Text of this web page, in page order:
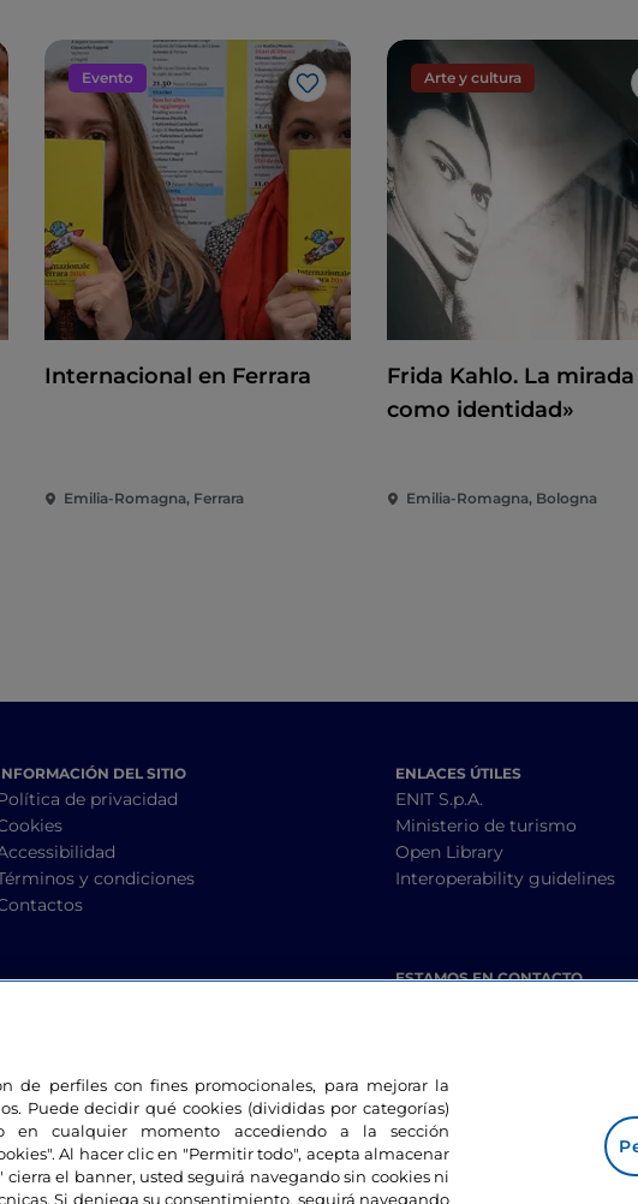
Evento
Me gusta
Internacional en Ferrara
Emilia-Romagna, Ferrara
Arte y cultura
Frida Kahlo. La mirada
como identidad»
Emilia-Romagna, Bologna
DEL SITIO
de privacidad
y condiciones
ENLACES ÚTILES
ENIT S.p.A.
Ministerio de turismo
Open Library
Interoperability guidelines
ESTAMOS EN CONTACTO
de perfiles con fines promocionales, para mejorar la
Puede decidir qué cookies (divididas por categorías)
en cualquier momento accediendo a la sección
Al hacer clic en "Permitir todo", acepta almacenar
el banner, usted seguirá navegando sin cookies ni
Si deniega su consentimiento, seguirá navegando